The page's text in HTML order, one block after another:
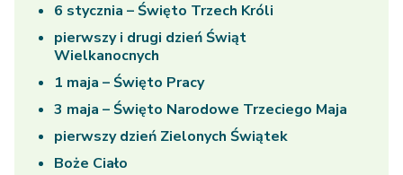
6 stycznia – Święto Trzech Króli
pierwszy i drugi dzień Świąt
Wielkanocnych
1 maja – Święto Pracy
3 maja – Święto Narodowe Trzeciego Maja
pierwszy dzień Zielonych Świątek
Boże Ciało